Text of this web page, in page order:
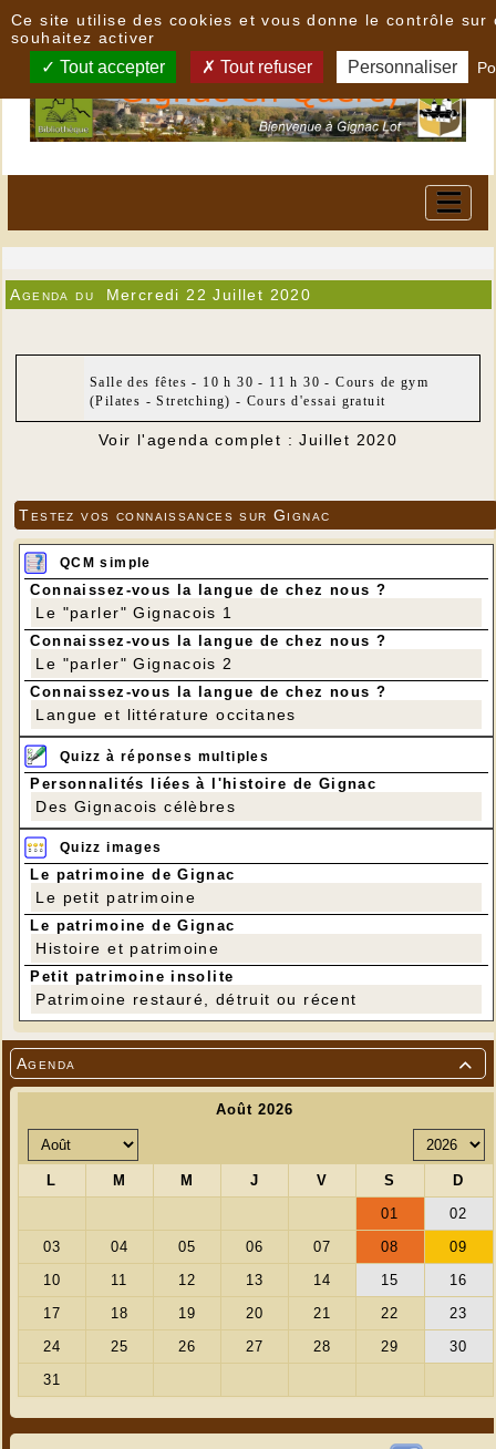

Agenda
Agenda du Mercredi 22 Juillet 2020
Salle des fêtes - 10 h 30 - 11 h 30 - Cours de gym
(Pilates - Stretching) - Cours d'essai gratuit
Voir l'agenda complet : Juillet 2020
Testez vos connaissances sur Gignac
QCM simple
Connaissez-vous la langue de chez nous ?
Le "parler" Gignacois 1
Connaissez-vous la langue de chez nous ?
Le "parler" Gignacois 2
Connaissez-vous la langue de chez nous ?
Langue et littérature occitanes
Quizz à réponses multiples
Personnalités liées à l'histoire de Gignac
Des Gignacois célèbres
Quizz images
Le patrimoine de Gignac
Le petit patrimoine
Le patrimoine de Gignac
Histoire et patrimoine
Petit patrimoine insolite
Patrimoine restauré, détruit ou récent
Ce site utilise des cookies et vous donne le contrôle sur
souhaitez activer
Tout accepter Tout refuser Personnaliser